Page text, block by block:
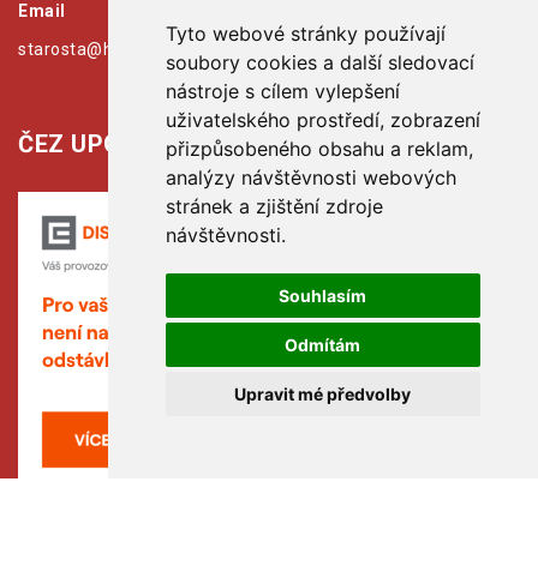
Tyto webové stránky používají
soubory cookies a další sledovací
nástroje s cílem vylepšení
uživatelského prostředí, zobrazení
přizpůsobeného obsahu a reklam,
analýzy návštěvnosti webových
stránek a zjištění zdroje
návštěvnosti.
Souhlasím
Odmítám
Upravit mé předvolby
Email
starosta@hribiny-ledska.cz
ČEZ UPOZORŇUJE: